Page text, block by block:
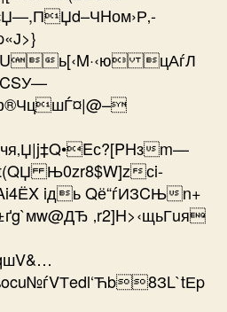
ь[‹M·‹ю цАѓЛ
m—
Њ0zr8$W]zсi-
iдь Qё“ѓИЗCЊn+
‚r2]H>‹щьГuя